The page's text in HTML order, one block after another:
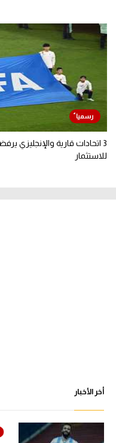
3 اتحادات قارية والإنجليزي
للاستثمار
أخر الأخبار